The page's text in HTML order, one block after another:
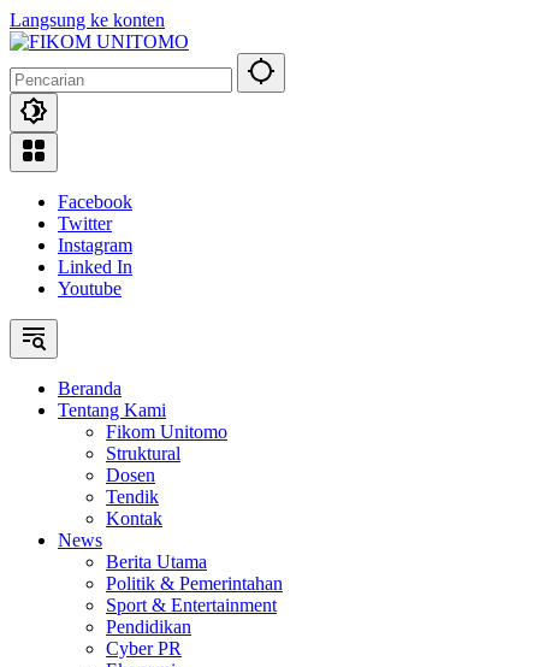
Langsung ke konten
Facebook
Twitter
Instagram
Linked In
Youtube
Beranda
Tentang Kami
Fikom Unitomo
Struktural
Dosen
Tendik
Kontak
News
Berita Utama
Politik & Pemerintahan
Sport & Entertainment
Pendidikan
Cyber PR